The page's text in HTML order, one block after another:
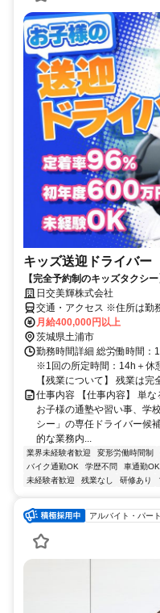
キッズ送迎ドライバー
【完全予約制のキッズタクシ
日交美輝株式会社
交通・アクセス ※住所は勤
都足立区中川5-16-10）
月給400,000円以上
茨城県土浦市
勤務時間詳細 総労働時間：
※1回の所定時間：14h＋休
【残業について】 残業は
仕事内容 【仕事内容】 単な
お子様の通塾や習い事、学
シー」の専任ドライバー候
的な業務内...
業界未経験者歓迎 変形労働時間制
バイク通勤OK
学歴不問 車通勤OK
未経験者歓迎
残業なし 研修あり
アルバイト・パート